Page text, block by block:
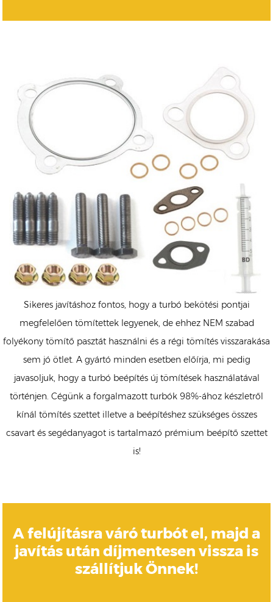
Sikeres javításhoz fontos, hogy a turbó bekötési pontjai
megfelelően tömítettek legyenek, de ehhez NEM szabad
folyékony tömítő pasztát használni és a régi tömítés visszarakása
sem jó ötlet. A gyártó minden esetben előírja, mi pedig
javasoljuk, hogy a turbó beépítés új tömítések használatával
történjen. Cégünk a forgalmazott turbók 98%-ához készletről
kínál tömítés szettet illetve a beépítéshez szükséges összes
csavart és segédanyagot is tartalmazó prémium beépítő szettet
is!
A felújításra váró turbót el, majd a
javítás után díjmentesen vissza is
szállítjuk Önnek!